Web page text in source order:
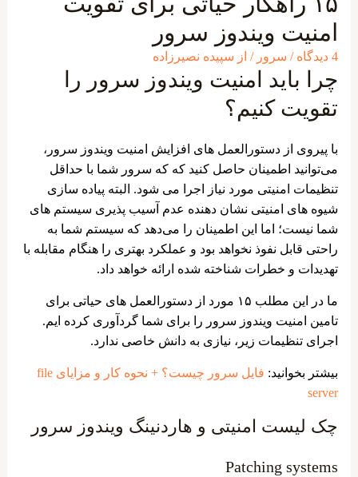
امنیت ویندوز سرور
4 دیدگاه / سرور / از سپیده نصیرزاده
چرا باید امنیت ویندوز سرور را
تقویت کنیم؟
با پیروی از دستورالعمل ‌های افزایش امنیت ویندوز سرور،
می‌توانید اطمینان حاصل کنید که که سرور شما با حداقل
تنظیمات امنیتی مورد نیاز اجرا می شود. البته پیاده‌ سازی
شیوه های امنیتی نشان ‌دهنده عدم آسیب پذیری سیستم های
شما نیست؛ اما این اطمینان را می‌دهد که سیستم شما به
راحتی قابل نفوذ نخواهد بود و عملکرد بهتری را هنگام مقابله با
تهدیدات و خطرات شناخته ‌شده ارائه خواهد داد.
ما در این مطلب ۱۵ مورد از دستورالعمل ‌های حیاتی برای
تامین امنیت ویندوز سرور را برای شما گردآوری کرده ایم.
اجرای تنظیمات زیر، نیازی به دانش خاصی ندارد.
بیشتر بخوانید:
فایل سرور چیست؟ + نحوه کار و مزایای file
server
چک لیست امنیتی و هاردنینگ ویندوز سرور
Patching systems